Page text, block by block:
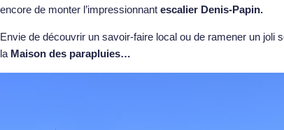
encore de monter l’impressionnant escalier Denis-Papin.
Envie de découvrir un savoir-faire local ou de ramener un joli
la Maison des parapluies…